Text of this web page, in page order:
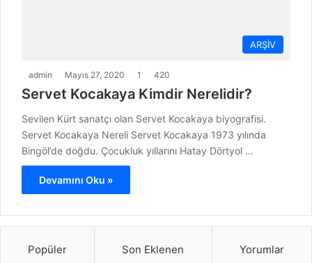
ARŞİV
admin Mayıs 27, 2020 1 420
Servet Kocakaya Kimdir Nerelidir?
Sevilen Kürt sanatçı olan Servet Kocakaya biyografisi.
Servet Kocakaya Nereli Servet Kocakaya 1973 yılında
Bingöl’de doğdu. Çocukluk yıllarını Hatay Dörtyol …
Devamını Oku »
Popüler Son Eklenen Yorumlar